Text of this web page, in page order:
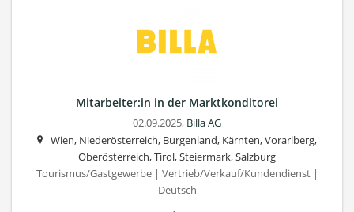
Mitarbeiter:in in der Marktkonditorei
02.09.2025, Billa AG
Wien, Niederösterreich, Burgenland, Kärnten, Vorarlberg,
Oberösterreich, Tirol, Steiermark, Salzburg
Tourismus/Gastgewerbe | Vertrieb/Verkauf/Kundendienst |
Deutsch